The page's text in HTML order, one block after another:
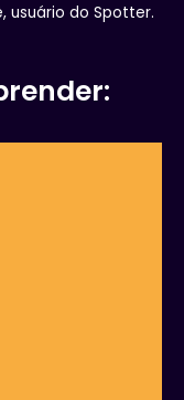
usuário do Spotter.
e ter
- Como
de